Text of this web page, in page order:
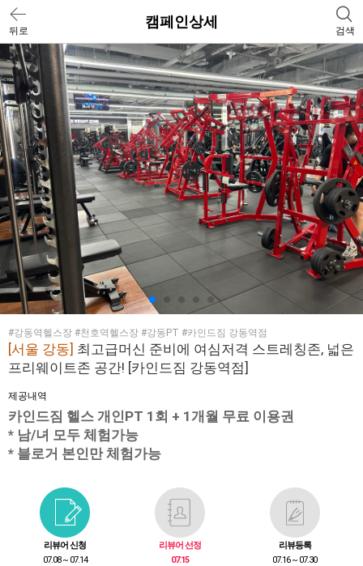
뒤로
캠페인상세
검색
#강동역헬스장 #천호역헬스장 #강동PT #카인드짐 강동역점
[서울 강동] 최고급머신 준비에 여심저격 스트레칭존, 넓은
프리웨이트존 공간! [카인드짐 강동역점]
제공내역
카인드짐 헬스 개인PT 1회 + 1개월 무료 이용권
* 남/녀 모두 체험가능
* 블로거 본인만 체험가능
리뷰어 신청
07.08 ~ 07.14
리뷰어 선정
07.15
리뷰등록
07.16 ~ 07.30